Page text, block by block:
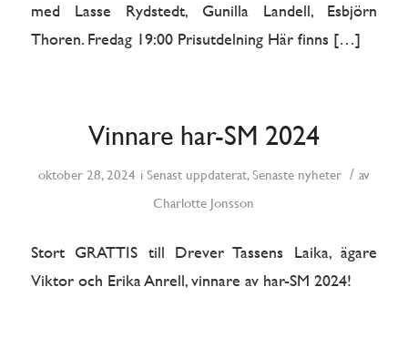
med Lasse Rydstedt, Gunilla Landell, Esbjörn
Thoren. Fredag 19:00 Prisutdelning Här finns […]
Vinnare har-SM 2024
oktober 28, 2024 i Senast uppdaterat, Senaste nyheter / av
Charlotte Jonsson
Stort GRATTIS till Drever Tassens Laika, ägare
Viktor och Erika Anrell, vinnare av har-SM 2024!